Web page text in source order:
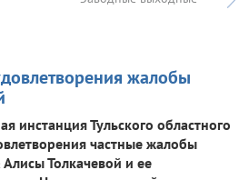
жалобы
инстанция Тульского областного
частные жалобы
Толкачевой и ее